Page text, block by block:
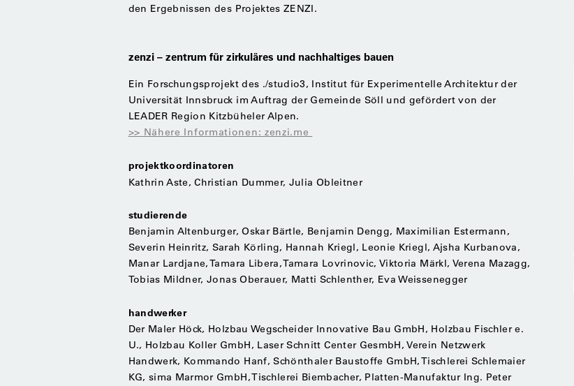
den Ergebnissen des Projektes ZENZI.
zenzi – zentrum für zirkuläres und nachhaltiges bauen
Ein Forschungsprojekt des ./studio3, Institut für Experimentelle Architektur der
Universität Innsbruck im Auftrag der Gemeinde Söll und gefördert von der
LEADER Region Kitzbüheler Alpen.
>> Nähere Informationen: zenzi.me
projektkoordinatoren
Kathrin Aste, Christian Dummer, Julia Obleitner
studierende
Benjamin Altenburger, Oskar Bärtle, Benjamin Dengg, Maximilian Estermann,
Severin Heinritz, Sarah Körling, Hannah Kriegl, Leonie Kriegl, Ajsha Kurbanova,
Manar Lardjane, Tamara Libera, Tamara Lovrinovic, Viktoria Märkl, Verena Mazagg,
Tobias Mildner, Jonas Oberauer, Matti Schlenther, Eva Weissenegger
handwerker
Der Maler Höck, Holzbau Wegscheider Innovative Bau GmbH, Holzbau Fischler e.
U., Holzbau Koller GmbH, Laser Schnitt Center GesmbH, Verein Netzwerk
Handwerk, Kommando Hanf, Schönthaler Baustoffe GmbH, Tischlerei Schlemaier
KG, sima Marmor GmbH, Tischlerei Biembacher, Platten-Manufaktur Ing. Peter